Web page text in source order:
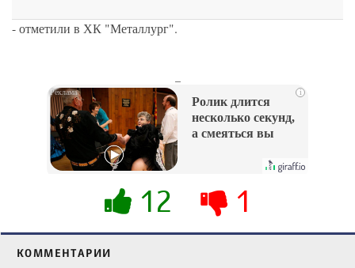
- отметили в ХК "Металлург".
i
Ролик длится
несколько секунд,
а смеяться вы
12 1
КОММЕНТАРИИ